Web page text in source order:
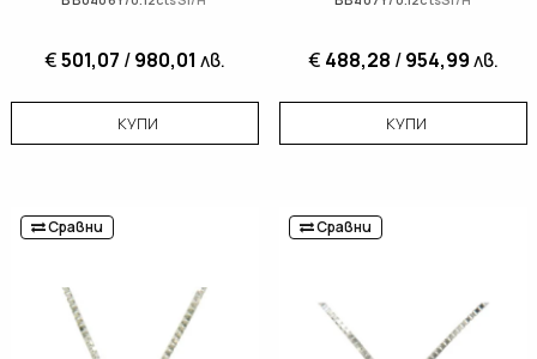
€501,07 /980,01 лв.
КУПИ
€ 488,28 /954,99лв.
КУПИ
Сравни Сравни